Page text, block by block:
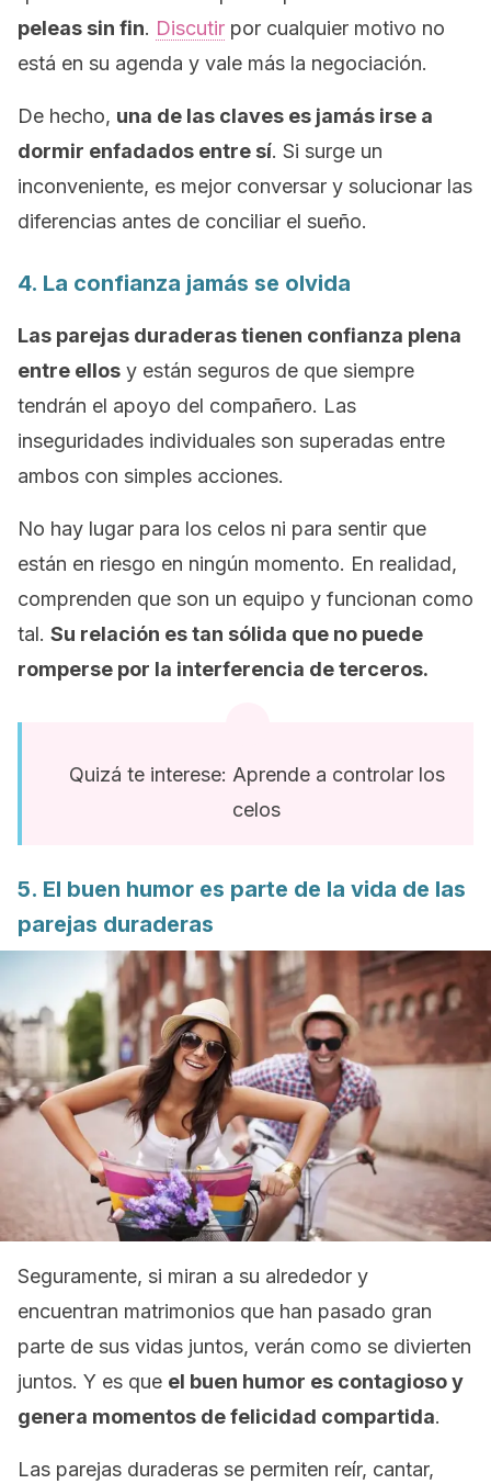
peleas sin fin. Discutir por cualquier motivo no
está en su agenda y vale más la negociación.
De hecho, una de las claves es jamás irse a
dormir enfadados entre sí. Si surge un
inconveniente, es mejor conversar y solucionar las
diferencias antes de conciliar el sueño.
4. La confianza jamás se olvida
Las parejas duraderas tienen confianza plena
entre ellos y están seguros de que siempre
tendrán el apoyo del compañero. Las
inseguridades individuales son superadas entre
ambos con simples acciones.
No hay lugar para los celos ni para sentir que
están en riesgo en ningún momento. En realidad,
comprenden que son un equipo y funcionan como
tal. Su relación es tan sólida que no puede
romperse por la interferencia de terceros.
Quizá te interese: Aprende a controlar los
celos
5. El buen humor es parte de la vida de las
parejas duraderas
Seguramente, si miran a su alrededor y
encuentran matrimonios que han pasado gran
parte de sus vidas juntos, verán como se divierten
juntos. Y es que el buen humor es contagioso y
genera momentos de felicidad compartida.
Las parejas duraderas se permiten reír, cantar,